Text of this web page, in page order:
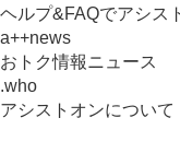
ヘルプ&FAQでアシス
a++news
おトク情報ニュース
.who
アシストオンについて